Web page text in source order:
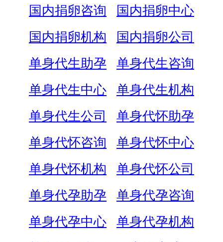
国内捐卵咨询
国内捐卵中心
国内捐卵机构
国内捐卵公司
单身代生助孕
单身代生咨询
单身代生中心
单身代生机构
单身代生公司
单身代怀助孕
单身代怀咨询
单身代怀中心
单身代怀机构
单身代怀公司
单身代孕助孕
单身代孕咨询
单身代孕中心
单身代孕机构